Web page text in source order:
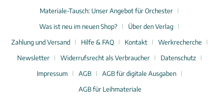
Materiale-Tausch: Unser Angebot für Orchester
Was ist neu im neuen Shop?
Über den Verlag
Zahlung und Versand
Hilfe & FAQ Kontakt
Werkrecherche
Newsletter
Widerrufsrecht als Verbraucher
Datenschutz
Impressum
AGB
AGB für digitale Ausgaben
AGB für Leihmateriale